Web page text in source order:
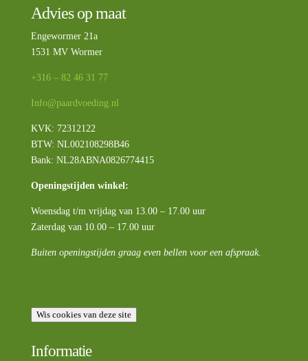
Advies op maat
Engewormer 21a
1531 MV Wormer
+316 – 82 46 31 77
Info@paardvoeding.nl
KVK: 72312122
BTW: NL002108298B46
Bank: NL28ABNA0826774415
Openingstijden winkel:
Woensdag t/m vrijdag van 13.00 – 17.00 uur
Zaterdag van 10.00 – 17.00 uur
Buiten openingstijden graag even bellen voor een afspraak.
Wis cookies van deze site
Informatie